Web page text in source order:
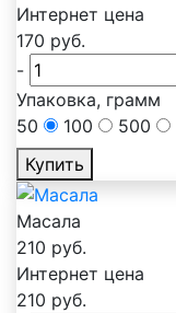
Интернет цена
170 руб.
-
Упаковка, грамм
50
100 500
Купить
Масала
210 руб.
Интернет цена
210 руб.